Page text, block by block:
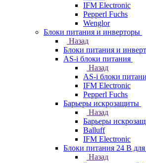
IFM Electronic
Pepperl Fuchs
Wenglor
Блоки питания и инверторы
Назад
Блоки питания и
AS-i блоки питания
Назад
AS-i блоки
IFM Electronic
Pepperl Fuchs
Барьеры искрозащиты
Назад
Барьеры
Balluff
IFM Electronic
Блоки питания 24 В для
Назад